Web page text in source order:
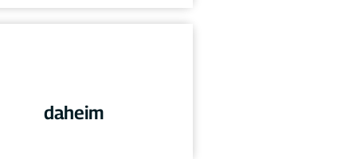
daheim